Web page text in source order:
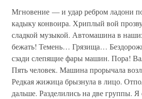
Мгновение — и удар ребром ладони
кадыку конвоира. Хриплый вой
сладкой музыкой. Автомашина в
бежать! Темень… Грязища…
сзади слепящие фары машин. Пора!
Пять человек. Машина прорычала
Редкая жижица брызнула в лицо.
дальше. Разделились на две группы. Я